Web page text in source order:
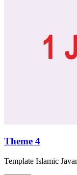
Theme 4
Template Islamic